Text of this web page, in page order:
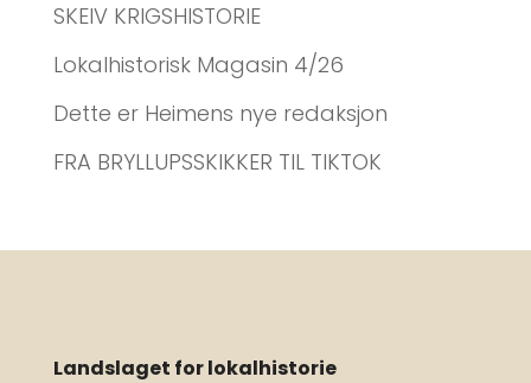
SKEIV KRIGSHISTORIE
Lokalhistorisk Magasin 4/26
Dette er Heimens nye redaksjon
FRA BRYLLUPSSKIKKER TIL TIKTOK
Landslaget for lokalhistorie